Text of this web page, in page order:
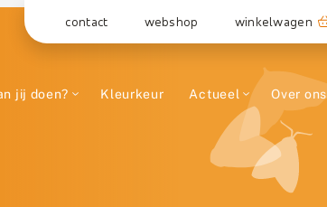
contact webshop winkelwagen
jij doen? Kleurkeur Actueel Over ons